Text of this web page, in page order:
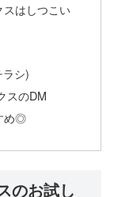
はしつこい
シ)
スのDM
め◎
のお試し